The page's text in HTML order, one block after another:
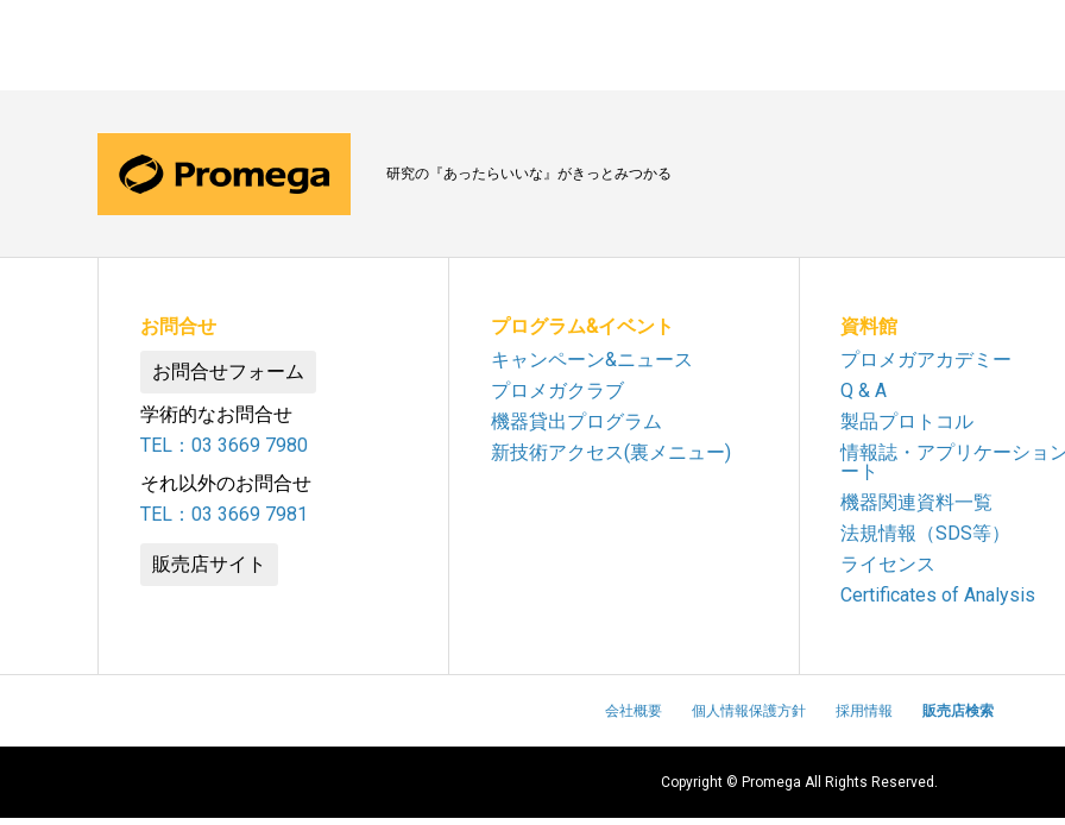
研究の『あったらいいな』がきっとみつかる
お問合せ
お問合せフォーム
学術的なお問合せ
TEL：03 3669 7980
それ以外のお問合せ
TEL：03 3669 7981
販売店サイト
プログラム&イベント
キャンペーン&ニュース
プロメガクラブ
機器貸出プログラム
新技術アクセス(裏メニュー)
資料館
プロメガアカデミー
Q & A
製品プロトコル
情報誌・アプリケーショ
ート
機器関連資料一覧
法規情報（SDS等）
ライセンス
Certificates of Analysis
会社概要 個人情報保護方針 採用情報 販売店検索
Copyright © Promega All Rights Reserved.